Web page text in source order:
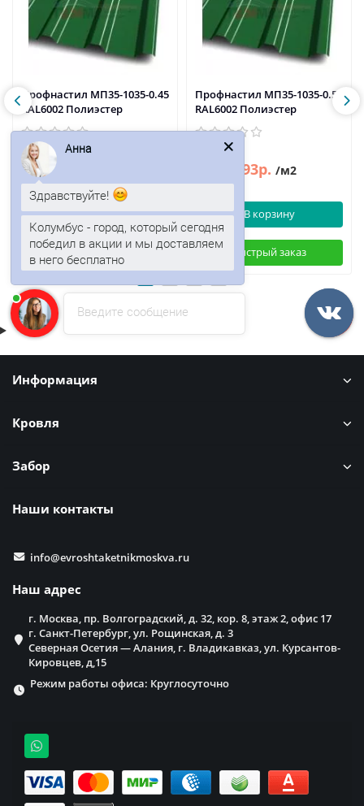
Профнастил МП35-1035-0.45
RAL6002 Полиэстер
413р.
В корзину
Быстрый заказ
Профнастил МП35-1035-0.5
RAL6002 Полиэстер
493р. /м2
В корзину
Быстрый заказ
Информация
Кровля
Забор
Наши контакты
info@evroshtaketnikmoskva.ru
Наш адрес
г. Москва, пр. Волгоградский, д. 32, кор. 8, этаж 2, офис 17
г. Санкт-Петербург, ул. Рощинская, д. 3
Северная Осетия — Алания, г. Владикавказ, ул. Курсантов-
Кировцев, д,15
Режим работы офиса: Круглосуточно
Введите сообщение
Анна
Здравствуйте!
Колумбус - город, который сегодня
победил в акции и мы доставляем
в него бесплатно